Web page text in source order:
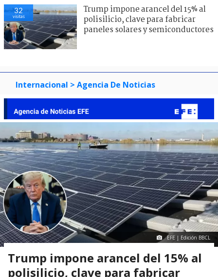
32
visitas
Trump impone arancel del 15% al
polisilicio, clave para fabricar
paneles solares y semiconductores
Internacional > Agencia De Noticias
EFE | Edición BBCL
Trump impone arancel del 15% al
polisilicio, clave para fabricar